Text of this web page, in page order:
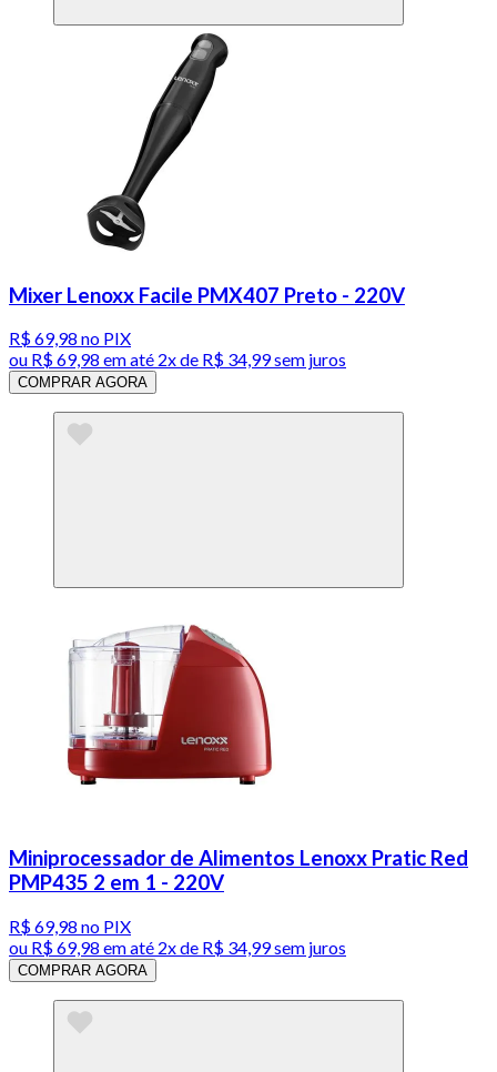
Mixer Lenoxx Facile PMX407 Preto - 220V
R$ 69,98 no PIX
ou R$ 69,98 em até 2x de R$ 34,99 sem juros
COMPRAR AGORA
Miniprocessador de Alimentos Lenoxx Pratic Red
PMP435 2 em 1 - 220V
R$ 69,98 no PIX
ou R$ 69,98 em até 2x de R$ 34,99 sem juros
COMPRAR AGORA